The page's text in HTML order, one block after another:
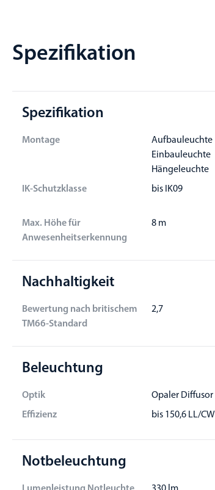
Spezifikation
Spezifikation
Montage
Aufbauleuchte
Einbauleuchte
Hängeleuchte
IK-Schutzklasse bis IK09
Max. Höhe für
Anwesenheitserkennung
8 m
Nachhaltigkeit
Bewertung nach britischem
TM66-Standard
2,7
Beleuchtung
Optik Opaler Diffusor
Effizienz
bis 150,6 LL/CW
Notbeleuchtung